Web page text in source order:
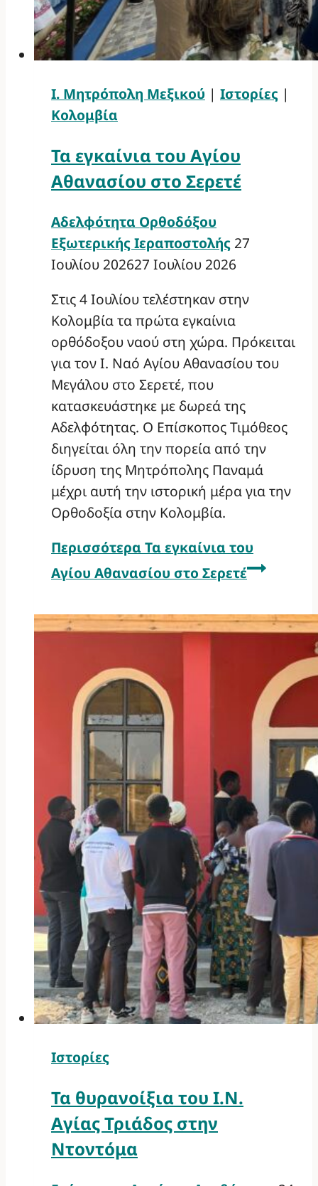
Ι. Μητρόπολη Μεξικού | Ιστορίες |
Κολομβία
Τα εγκαίνια του Αγίου
Αθανασίου στο Σερετέ
Αδελφότητα Ορθοδόξου
Εξωτερικής Ιεραποστολής 27
Ιουλίου 202627 Ιουλίου 2026
Στις 4 Ιουλίου τελέστηκαν στην
Κολομβία τα πρώτα εγκαίνια
ορθόδοξου ναού στη χώρα. Πρόκειται
για τον Ι. Ναό Αγίου Αθανασίου του
Μεγάλου στο Σερετέ, που
κατασκευάστηκε με δωρεά της
Αδελφότητας. Ο Επίσκοπος Τιμόθεος
διηγείται όλη την πορεία από την
ίδρυση της Μητρόπολης Παναμά
μέχρι αυτή την ιστορική μέρα για την
Ορθοδοξία στην Κολομβία.
Περισσότερα Τα εγκαίνια του
Αγίου Αθανασίου στο Σερετέ
Ιστορίες
Τα θυρανοίξια του Ι.Ν.
Αγίας Τριάδος στην
Ντοντόμα